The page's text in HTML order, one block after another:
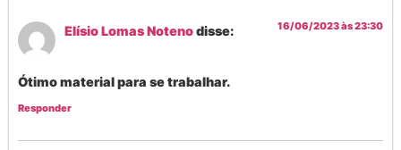
Elísio Lomas Notenodisse: 16/06/2023 às 23:30
Ótimo material para se trabalhar.
Responder